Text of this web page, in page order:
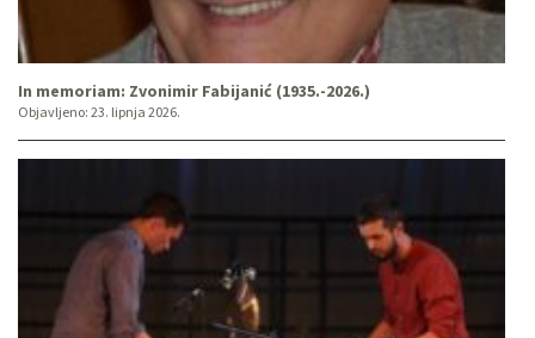
In memoriam: Zvonimir Fabijanić (1935.-2026.)
Objavljeno: 23. lipnja 2026.